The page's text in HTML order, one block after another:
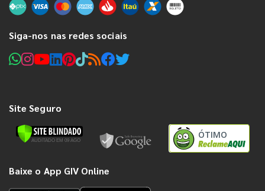
Siga-nos nas redes sociais
Site Seguro
ÓTIMO
Baixe o App GIV Online